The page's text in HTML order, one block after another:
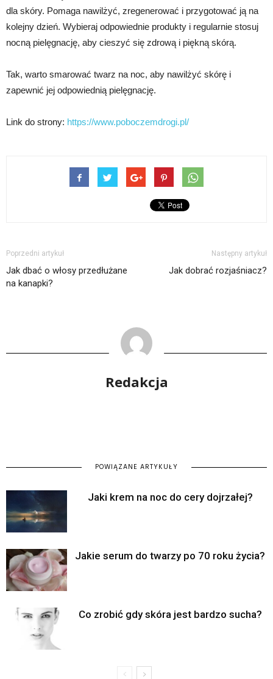
dla skóry. Pomaga nawilżyć, zregenerować i przygotować ją na
kolejny dzień. Wybieraj odpowiednie produkty i regularnie stosuj
nocną pielęgnację, aby cieszyć się zdrową i piękną skórą.
Tak, warto smarować twarz na noc, aby nawilżyć skórę i
zapewnić jej odpowiednią pielęgnację.
Link do strony: https://www.poboczemdrogi.pl/
Poprzedni artykuł
Jak dbać o włosy przedłużane
na kanapki?
Następny artykuł
Jak dobrać rozjaśniacz?
Redakcja
POWIĄZANE ARTYKUŁY
Jaki krem na noc do cery dojrzałej?
Jakie serum do twarzy po 70 roku życia?
Co zrobić gdy skóra jest bardzo sucha?